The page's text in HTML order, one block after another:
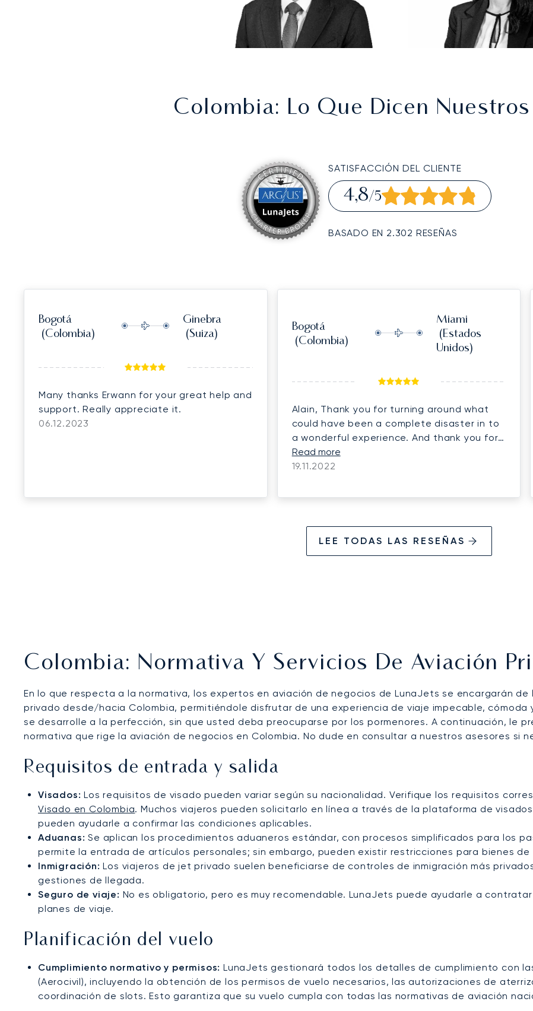
Colombia: Lo Que Dicen
SATISFACCIÓN DEL CLIENTE
4,8/5
BASADO EN 2.302 RESEÑAS
Bogotá
(Colombia)
Ginebra
(Suiza)
Many thanks Erwann for your great help and
support. Really appreciate it.
06.12.2023
Bogotá
(Colombia)
Miami
(Estados
Unidos)
Alain, Thank you for turning around what
could have been a complete disaster in to
a wonderful experience. And thank you for
the welcoming drink. Looking forward to
flying with lunajets again soon. Buonanotte
Read more
19.11.2022
LEE TODAS LAS RESEÑAS
Colombia: Normativa Y Servicios De Aviación
En lo que respecta a la normativa, los expertos en aviación de negocios de LunaJets se encargarán
privado desde/hacia Colombia, permitiéndole disfrutar de una experiencia de viaje impecable, cómoda
se desarrolle a la perfección, sin que usted deba preocuparse por los pormenores. A continuación, le
normativa que rige la aviación de negocios en Colombia. No dude en consultar a nuestros asesores si
Requisitos de entrada y salida
Visados: Los requisitos de visado pueden variar según su nacionalidad. Verifique los requisitos
Visado en Colombia. Muchos viajeros pueden solicitarlo en línea a través de la plataforma de
pueden ayudarle a confirmar las condiciones aplicables.
Aduanas: Se aplican los procedimientos aduaneros estándar, con procesos simplificados para los
permite la entrada de artículos personales; sin embargo, pueden existir restricciones para bienes
Inmigración: Los viajeros de jet privado suelen beneficiarse de controles de inmigración más
gestiones de llegada.
Seguro de viaje: No es obligatorio, pero es muy recomendable. LunaJets puede ayudarle a
planes de viaje.
Planificación del vuelo
Cumplimiento normativo y permisos: LunaJets gestionará todos los detalles de cumplimiento con
(Aerocivil), incluyendo la obtención de los permisos de vuelo necesarios, las autorizaciones de
coordinación de slots. Esto garantiza que su vuelo cumpla con todas las normativas de aviación